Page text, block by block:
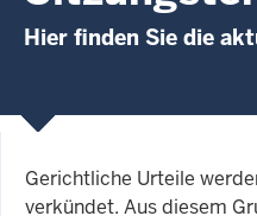
Hier finden Sie die
Gerichtliche Urteile
verkündet. Aus diesem